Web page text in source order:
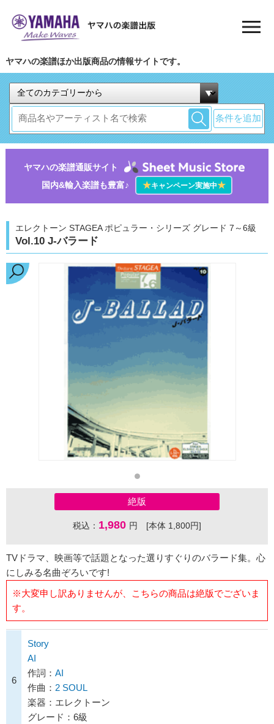
ヤマハの楽譜ほか出版商品の情報サイトです。
条件を追加
ヤマハの楽譜通販サイト
国内&輸入楽譜も豊富♪
★キャンペーン実施中★
エレクトーン STAGEA ポピュラー・シリーズ グレード 7～6級
Vol.10 J-バラード
絶版
税込： 1,980 円 [本体 1,800円]
TVドラマ、映画等で話題となった選りすぐりのバラード集。心
にしみる名曲ぞろいです!
※大変申し訳ありませんが、こちらの商品は絶版でございま
す。
6
Story
AI
作詞： AI
作曲： 2 SOUL
楽器：エレクトーン
グレード：6級